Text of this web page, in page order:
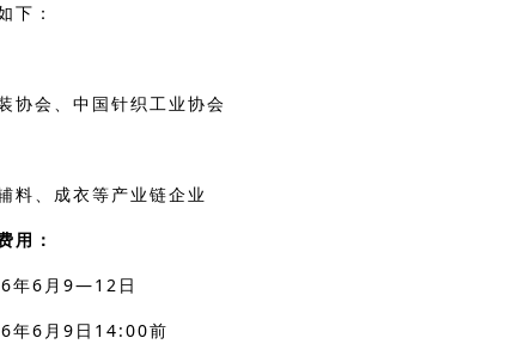
下：
协会、 中国针织工业协会
料、成衣等产业链企业
用：
年6月9—12日
年6月9日14:00前